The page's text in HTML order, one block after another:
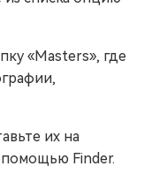
«Masters», где
их на
Finder.